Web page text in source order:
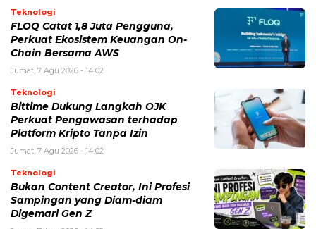
Teknologi
FLOQ Catat 1,8 Juta Pengguna,
Perkuat Ekosistem Keuangan On-
Chain Bersama AWS
Jumat, 7 Agu 2026 - 14:02
Teknologi
Bittime Dukung Langkah OJK
Perkuat Pengawasan terhadap
Platform Kripto Tanpa Izin
Jumat, 7 Agu 2026 - 14:02
Teknologi
Bukan Content Creator, Ini Profesi
Sampingan yang Diam-diam
Digemari Gen Z